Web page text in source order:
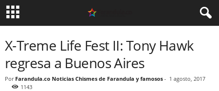
X-Treme Life Fest II: Tony Hawk
regresa a Buenos Aires
Por Farandula.co Noticias Chismes de Farandula y famosos - 1 agosto, 2017
1143